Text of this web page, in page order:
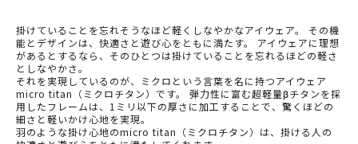
掛けていることを忘れそうなほど軽くしなやかなアイウェア。 その機
能とデザインは、快適さと遊び心をともに満たす。 アイウェアに理想
があるとするなら、そのひとつは掛けていることを忘れるほどの軽さ
としなやかさ。
それを実現しているのが、ミクロという言葉を名に持つアイウェア
micro titan（ミクロチタン）です。 弾力性に富む超軽量βチタンを採
用したフレームは、1ミリ以下の厚さに加工することで、驚くほどの
細さと軽いかけ心地を実現。
羽のような掛け心地のmicro titan（ミクロチタン）は、掛ける人の